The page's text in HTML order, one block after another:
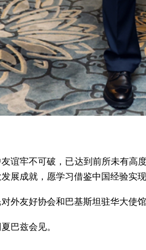
谊牢不可破，已达到前所未有高
展成就，愿学习借鉴中国经验实
外友好协会和巴基斯坦驻华大使
巴兹会见。